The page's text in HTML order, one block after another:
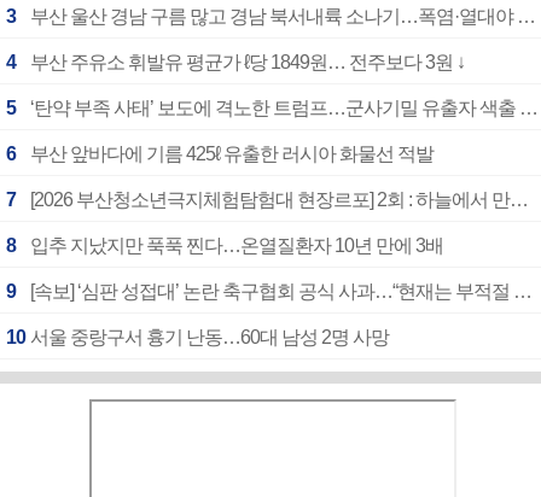
3 부산 울산 경남 구름 많고 경남 북서내륙 소나기…폭염·열대야 계속
4 부산 주유소 휘발유 평균가 ℓ당 1849원… 전주보다 3원 ↓
5 ‘탄약 부족 사태’ 보도에 격노한 트럼프…군사기밀 유출자 색출 지시
6 부산 앞바다에 기름 425ℓ 유출한 러시아 화물선 적발
7 [2026 부산청소년극지체험탐험대 현장르포] 2회 : 하늘에서 만난 얼음의 나라
8 입추 지났지만 푹푹 찐다…온열질환자 10년 만에 3배
9 [속보] ‘심판 성접대’ 논란 축구협회 공식 사과…“현재는 부적절 행위 없어”
10 서울 중랑구서 흉기 난동…60대 남성 2명 사망